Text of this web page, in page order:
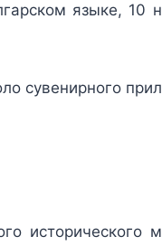
языке, 10
сувенирного
исторического